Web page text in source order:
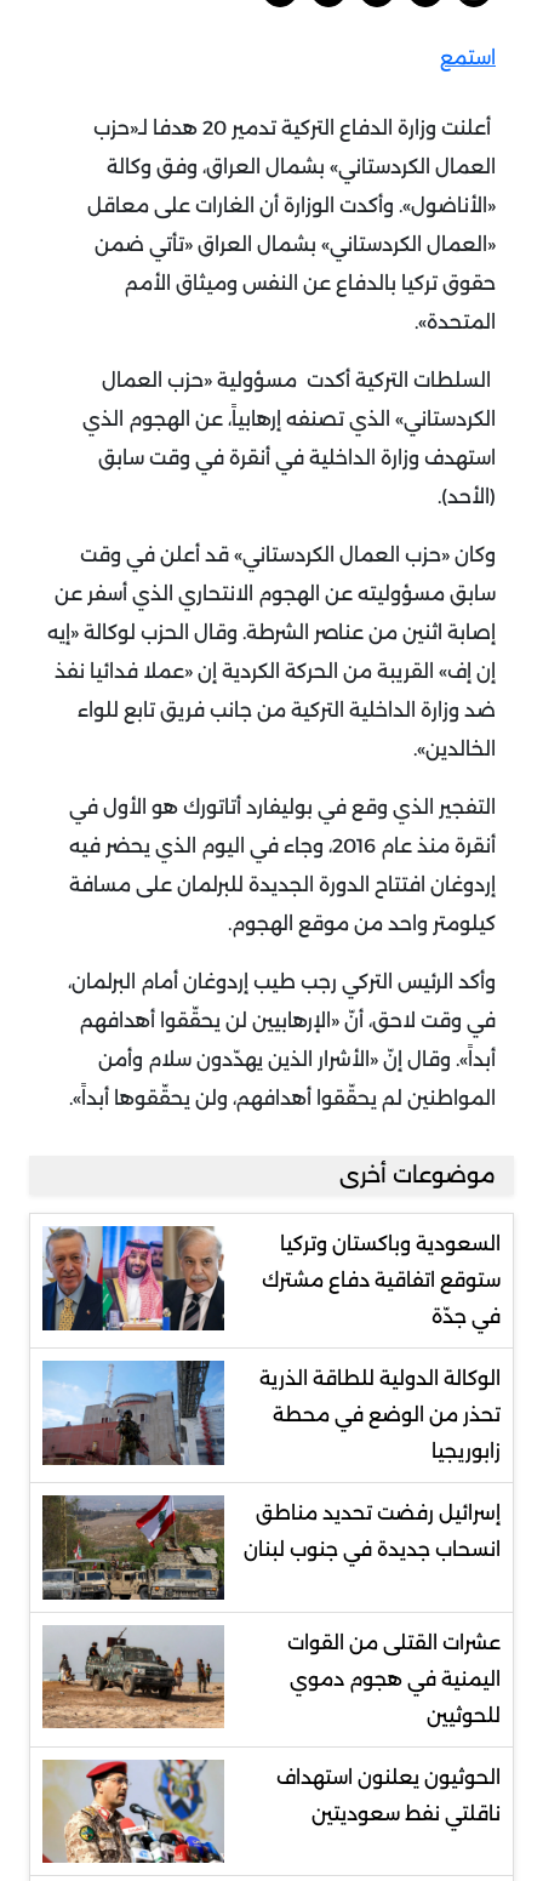
استمع
أعلنت وزارة الدفاع التركية تدمير 20 هدفا لـ«حزب
العمال الكردستاني» بشمال العراق، وفق وكالة
«الأناضول». وأكدت الوزارة أن الغارات على معاقل
«العمال الكردستاني» بشمال العراق «تأتي ضمن
حقوق تركيا بالدفاع عن النفس وميثاق الأمم
المتحدة».
السلطات التركية أكدت مسؤولية «حزب العمال
الكردستاني» الذي تصنفه إرهابياً، عن الهجوم الذي
استهدف وزارة الداخلية في أنقرة في وقت سابق
(الأحد).
وكان «حزب العمال الكردستاني» قد أعلن في وقت
سابق مسؤوليته عن الهجوم الانتحاري الذي أسفر عن
إصابة اثنين من عناصر الشرطة. وقال الحزب لوكالة «إيه
إن إف» القريبة من الحركة الكردية إن «عملا فدائيا نفذ
ضد وزارة الداخلية التركية من جانب فريق تابع للواء
الخالدين».
التفجير الذي وقع في بوليفارد أتاتورك هو الأول في
أنقرة منذ عام 2016، وجاء في اليوم الذي يحضر فيه
إردوغان افتتاح الدورة الجديدة للبرلمان على مسافة
كيلومتر واحد من موقع الهجوم.
وأكد الرئيس التركي رجب طيب إردوغان أمام البرلمان،
في وقت لاحق، أنّ «الإرهابيين لن يحقّقوا أهدافهم
أبداً». وقال إنّ «الأشرار الذين يهدّدون سلام وأمن
المواطنين لم يحقّقوا أهدافهم، ولن يحقّقوها أبداً».
موضوعات أخرى
السعودية وباكستان وتركيا
ستوقع اتفاقية دفاع مشترك
في جدّة
الوكالة الدولية للطاقة الذرية
تحذر من الوضع في محطة
زابوريجيا
إسرائيل رفضت تحديد مناطق
انسحاب جديدة في جنوب لبنان
عشرات القتلى من القوات
اليمنية في هجوم دموي
للحوثيين
الحوثيون يعلنون استهداف
ناقلتي نفط سعوديتين